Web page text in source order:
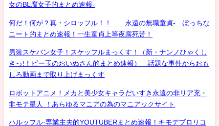
女のBL腐女子的まとめ速報-
何だ！何が？真・シロッフル！！ 永遠の無職童貞- ぼっちな
ニート的まとめ速報！一生童貞上等夜露死苦！
男装スケバン女子！スケッフルまっくす！（新・ナンノひゃくし
きっ!！ビー玉のおいぬさん的まとめ速報） 話題な事件からおも
しろ動画まで取り上げまっくす
ロボットアニメ！メカと美少女キャラだいすき永遠の非リア充・
非モテ星人 ！あらゆるマニアの為のマニアックサイト
ハルッフル-専業主夫的YOUTUBERまとめ速報！キモデブロリコ